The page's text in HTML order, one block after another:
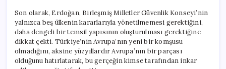
Son olarak, Erdoğan, Birleşmiş Milletler Güvenlik Konseyi’nin
yalnızca beş ülkenin kararlarıyla yönetilmemesi gerektiğini,
daha dengeli bir temsil yapısının oluşturulması gerektiğine
dikkat çekti. Türkiye’nin Avrupa’nın yeni bir komşusu
olmadığını, aksine yüzyıllardır Avrupa’nın bir parçası
olduğunu hatırlatarak, bu gerçeğin kimse tarafından inkar